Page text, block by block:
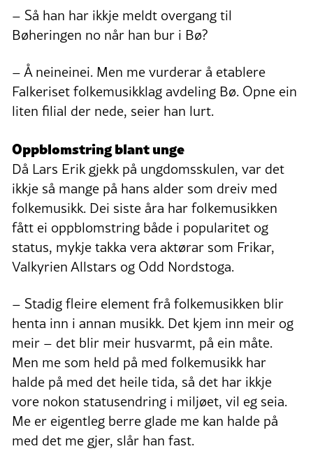
– Så han har ikkje meldt overgang til
Bøheringen no når han bur i Bø?
– Å neineinei. Men me vurderar å etablere
Falkeriset folkemusikklag avdeling Bø. Opne ein
liten filial der nede, seier han lurt.
Oppblomstring blant unge
Då Lars Erik gjekk på ungdomsskulen, var det
ikkje så mange på hans alder som dreiv med
folkemusikk. Dei siste åra har folkemusikken
fått ei oppblomstring både i popularitet og
status, mykje takka vera aktørar som Frikar,
Valkyrien Allstars og Odd Nordstoga.
– Stadig fleire element frå folkemusikken blir
henta inn i annan musikk. Det kjem inn meir og
meir – det blir meir husvarmt, på ein måte.
Men me som held på med folkemusikk har
halde på med det heile tida, så det har ikkje
vore nokon statusendring i miljøet, vil eg seia.
Me er eigentleg berre glade me kan halde på
med det me gjer, slår han fast.